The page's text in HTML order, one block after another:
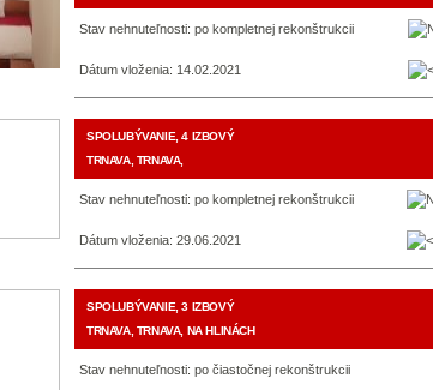
Stav nehnuteľnosti: po kompletnej rekonštrukcii
Dátum vloženia: 14.02.2021
SPOLUBÝVANIE, 4 IZBOVÝ
TRNAVA, TRNAVA,
Stav nehnuteľnosti: po kompletnej rekonštrukcii
Dátum vloženia: 29.06.2021
SPOLUBÝVANIE, 3 IZBOVÝ
TRNAVA, TRNAVA, NA HLINÁCH
Stav nehnuteľnosti: po čiastočnej rekonštrukcii